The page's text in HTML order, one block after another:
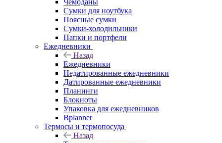
Чемоданы
Сумки для ноутбука
Поясные сумки
Сумки-холодильники
Папки и портфели
Ежедневники
Назад
Ежедневники
Недатированные ежедневники
Датированные ежедневники
Планинги
Блокноты
Упаковка для ежедневников
Bplanner
Термосы и термопосуда
Назад